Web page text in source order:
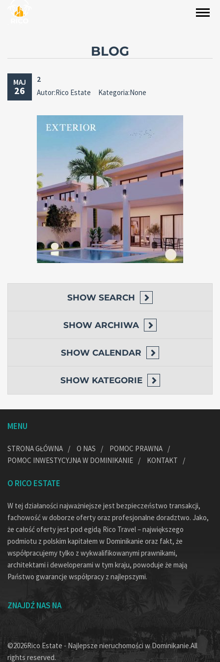
BLOG
MAJ
26
2
Autor:Rico Estate Kategoria:None
SHOW SEARCH
SHOW ARCHIWA
SHOW CALENDAR
SHOW KATEGORIE
MENU
STRONA GŁÓWNA O NAS
POMOC PRAWNA
POMOC INWESTYCYJNA W DOMINIKANIE
KONTAKT
O RICO ESTATE
W tej działaności najważniejsze jest bezpieczeństwo transakcji,
fachowość w doborze oferty oraz profesjonalne doradztwo. Jako,
że całość oferty jest pod egidą Rico Travel – największego
podmiotu z polskim kapitałem w Dominikanie oraz fakt, że
współpracujemy tylko z wykwalifikowanymi prawnikami,
architektami i deweloperami w tym kraju, powoduje że mają
Państwo gwarancje współpracy z najlepszymi.
ZNAJDŹ NAS NA
©2026Rico Estate - Najlepsze nieruchomości w Dominikanie.All
rights reserved.